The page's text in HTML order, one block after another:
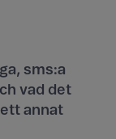
sms:a
vad det
annat